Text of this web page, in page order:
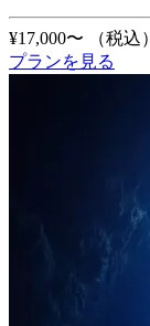
¥17,000〜
（税込）
プランを見る